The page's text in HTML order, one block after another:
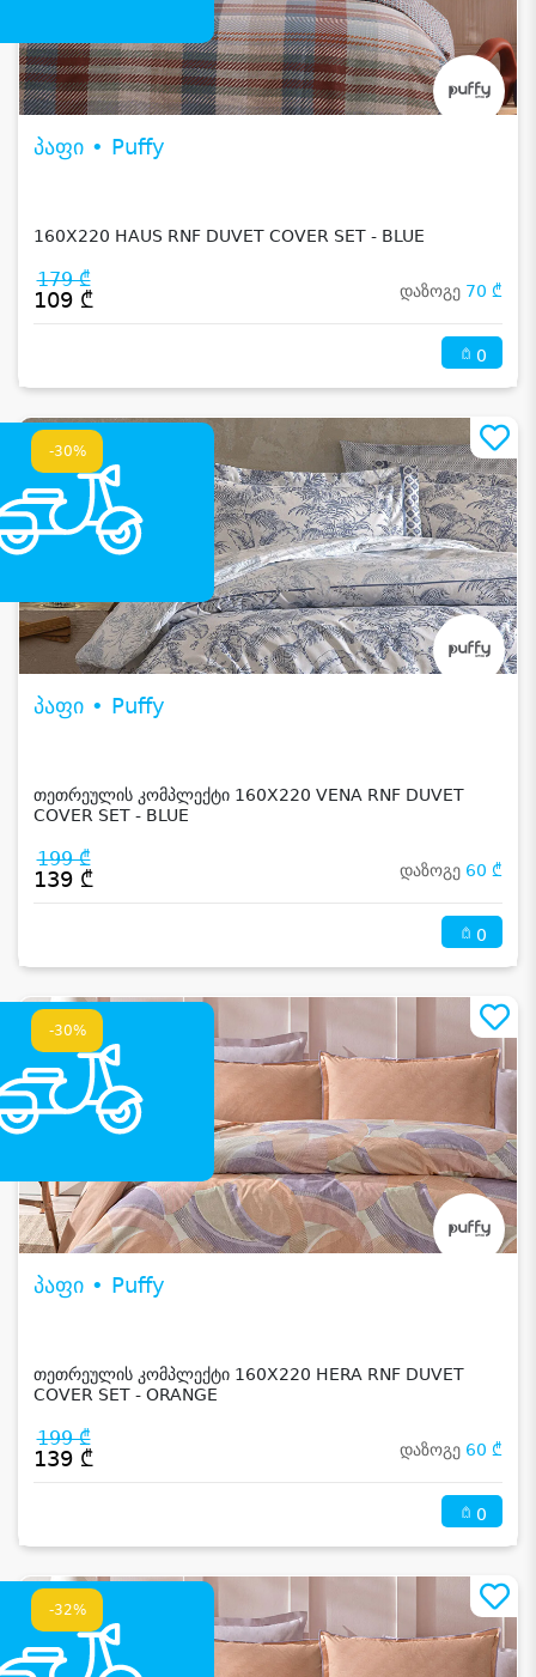
პაფი • Puffy
160X220 HAUS RNF DUVET COVER SET - BLUE
179 ₾
109 ₾ დაზოგე 70 ₾
0
-30%
პაფი • Puffy
თეთრეულის კომპლექტი 160X220 VENA RNF DUVET
COVER SET - BLUE
199 ₾
139 ₾ დაზოგე 60 ₾
0
-30%
პაფი • Puffy
თეთრეულის კომპლექტი 160X220 HERA RNF DUVET
COVER SET - ORANGE
199 ₾
139 ₾ დაზოგე 60 ₾
0
-32%